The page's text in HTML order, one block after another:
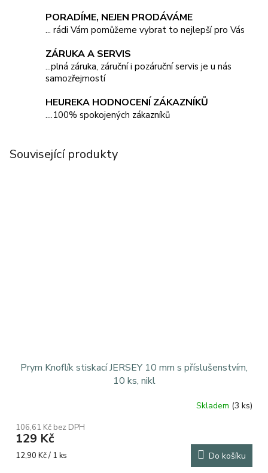
PORADÍME, NEJEN PRODÁVÁME
... rádi Vám pomůžeme vybrat to nejlepší pro Vás
ZÁRUKA A SERVIS
...plná záruka, záruční i pozáruční servis je u nás
samozřejmostí
HEUREKA HODNOCENÍ ZÁKAZNÍKŮ
....100% spokojených zákazníků
Související produkty
Prym Knoflík stiskací JERSEY 10 mm s příslušenstvím,
10 ks, nikl
Skladem (3 ks)
106,61 Kč bez DPH
129 Kč
Měrná
12,90 Kč / 1 ks Do košíku